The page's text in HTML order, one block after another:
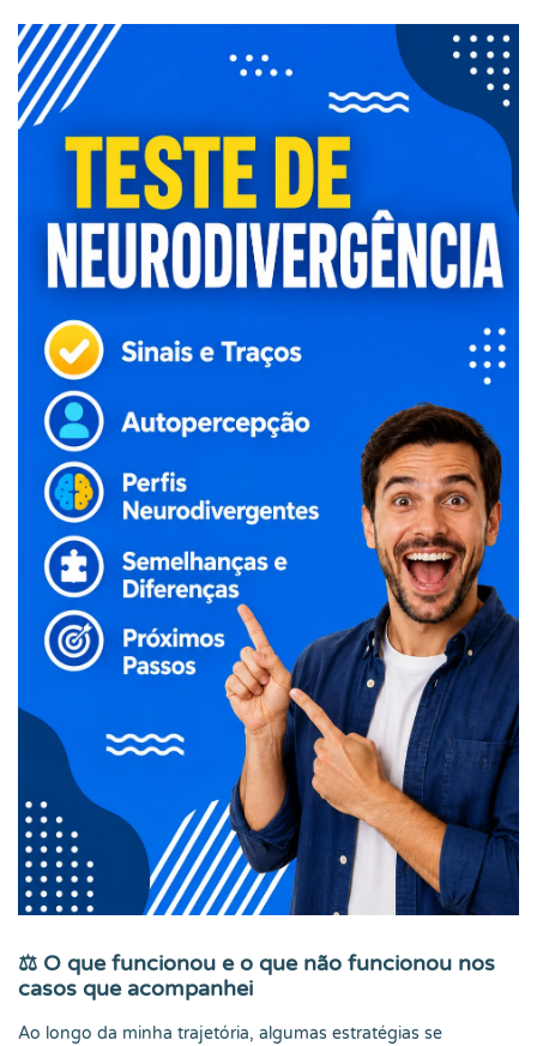
⚖️ O que funcionou e o que não funcionou nos
casos que acompanhei
Ao longo da minha trajetória, algumas estratégias se